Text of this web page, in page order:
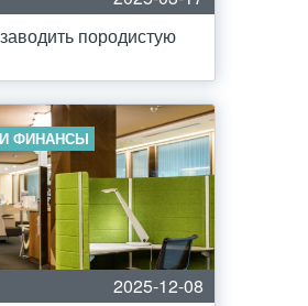
породистую
ФИНАНСЫ
2025-12-08